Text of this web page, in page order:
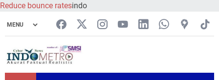
Reduce bounce ratesindo